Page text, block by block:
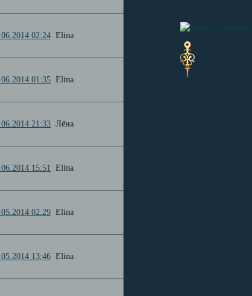
02:24 Elina
01:35 Elina
21:33 Лёна
15:51 Elina
02:29 Elina
13:46 Elina